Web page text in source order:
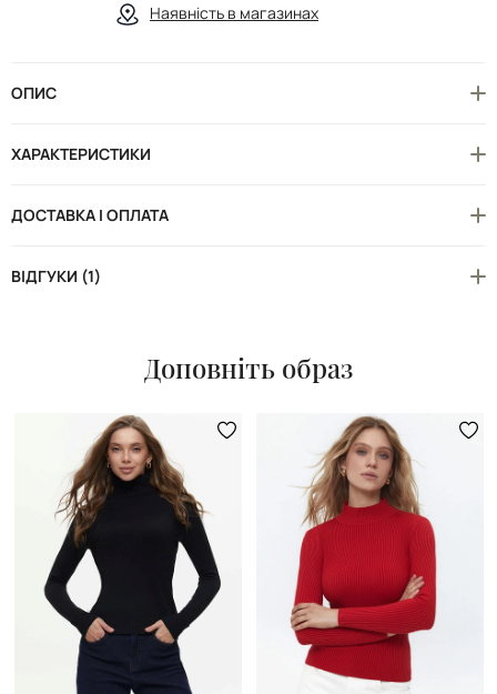
Наявність в магазинах
ОПИС
ХАРАКТЕРИСТИКИ
ДОСТАВКА І ОПЛАТА
ВІДГУКИ (1)
Доповніть образ